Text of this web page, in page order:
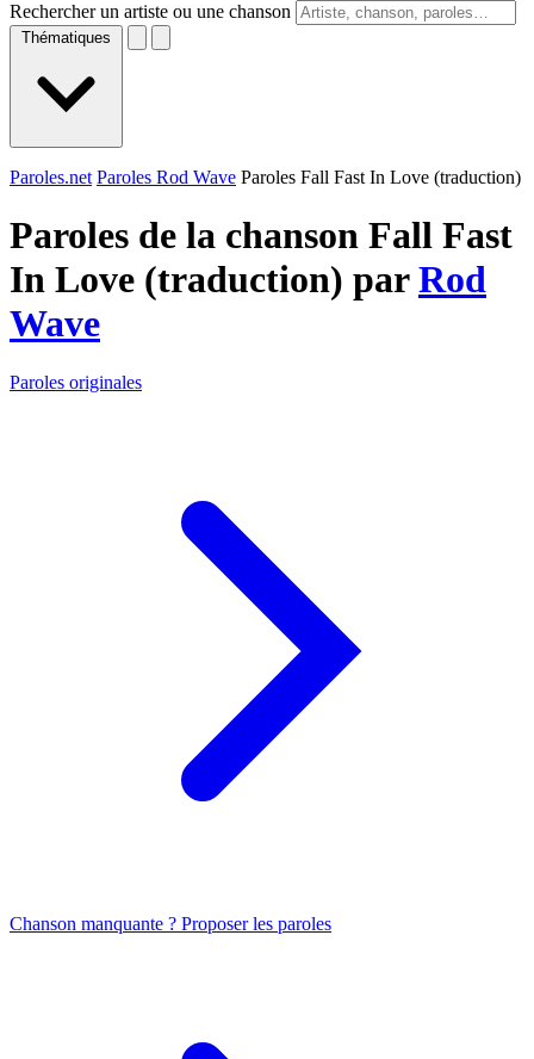
Rechercher un artiste ou une chanson
Thématiques
Paroles.net Paroles Rod Wave Paroles Fall Fast In Love (traduction)
Paroles de la chanson Fall Fast
In Love (traduction) parRod
Wave
Paroles originales
Chanson manquante ? Proposer les paroles